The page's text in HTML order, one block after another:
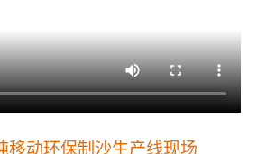
移动环保制沙生产线现场